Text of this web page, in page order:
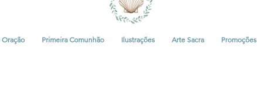
Oração Primeira Comunhão Ilustrações Arte Sacra Promoções